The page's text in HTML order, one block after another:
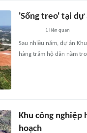
'Sống treo' tại dự
1 liên quan
Sau nhiều năm, dự án
hàng trăm hộ dân nằm
Khu công nghiệp
hoạch